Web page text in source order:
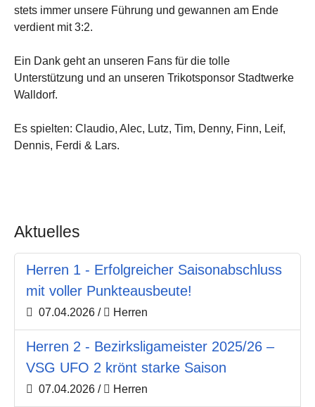
stets immer unsere Führung und gewannen am Ende
verdient mit 3:2.
Ein Dank geht an unseren Fans für die tolle
Unterstützung und an unseren Trikotsponsor Stadtwerke
Walldorf.
Es spielten: Claudio, Alec, Lutz, Tim, Denny, Finn, Leif,
Dennis, Ferdi & Lars.
Aktuelles
Herren 1 - Erfolgreicher Saisonabschluss
mit voller Punkteausbeute!
07.04.2026 / Herren
Herren 2 - Bezirksligameister 2025/26 –
VSG UFO 2 krönt starke Saison
07.04.2026 / Herren